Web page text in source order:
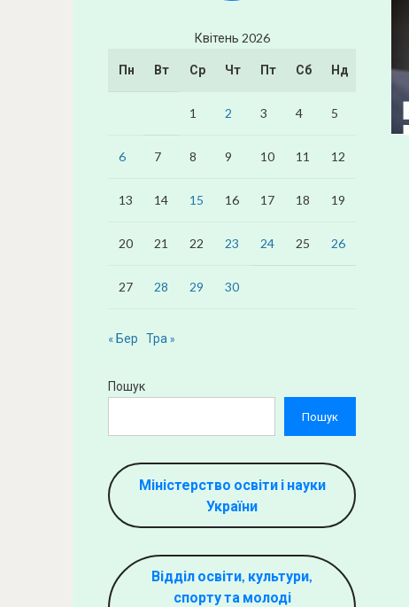
Квітень 2026
Пн Вт Ср Чт Пт Сб Нд
1 2 3 4 5
6 7 8 9 10 11 12
13 14 15 16 17 18 19
20 21 22 23 24 25 26
27 28 29 30
« Бер Тра »
Пошук
Пошук
Міністерство освіти і науки
України
Відділ освіти, культури,
спорту та молоді